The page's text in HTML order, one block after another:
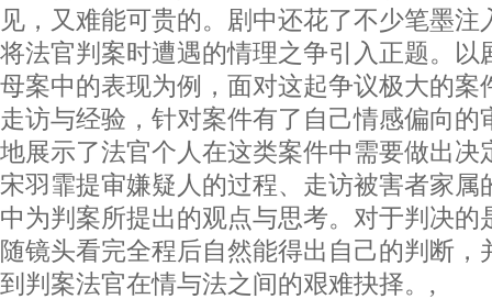
见，又难能可贵的。剧中还花了不少笔墨注
将法官判案时遭遇的情理之争引入正题。以
母案中的表现为例，面对这起争议极大的案
走访与经验，针对案件有了自己情感偏向的
地展示了法官个人在这类案件中需要做出决
宋羽霏提审嫌疑人的过程、走访被害者家属
中为判案所提出的观点与思考。对于判决的
随镜头看完全程后自然能得出自己的判断，
到判案法官在情与法之间的艰难抉择。,